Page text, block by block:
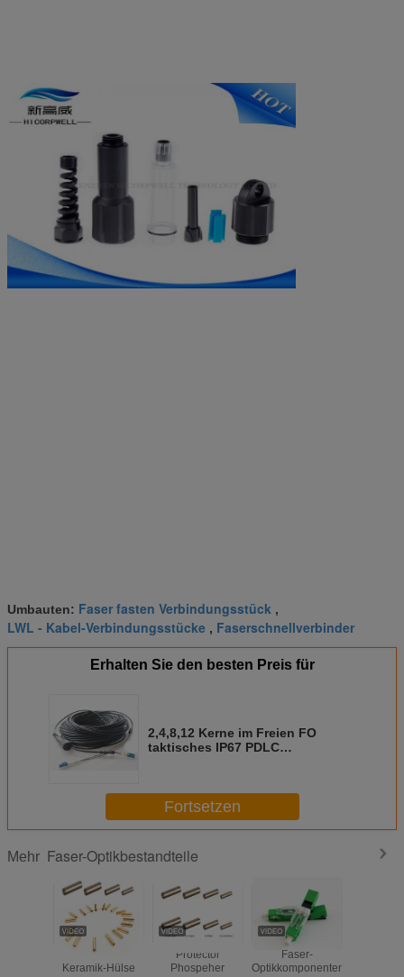
Umbauten: Faser fasten Verbindungsstück ,
LWL - Kabel-Verbindungsstücke , Faserschnellverbinder
Erhalten Sie den besten Preis für
2,4,8,12 Kerne im Freien FO
taktisches IP67 PDLC
Fortsetzen
Mehr Faser-Optikbestandteile
Aluminium-
Keramik-Hülse
Protector
Phospeher
Faser-
Optikkomponenten